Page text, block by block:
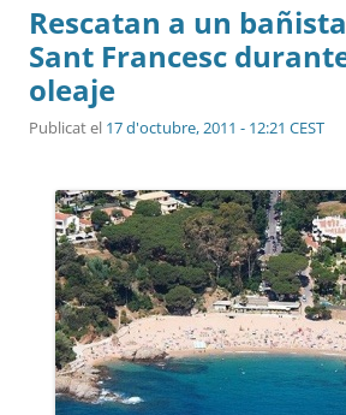
Rescatan a un
Sant Francesc
oleaje
Publicat el 17 d'octubre, 2011 - 12:21 CEST